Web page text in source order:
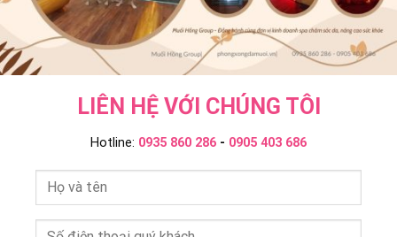
LIÊN HỆ VỚI CHÚNG TÔI
Hotline: 0935 860 286 - 0905 403 686